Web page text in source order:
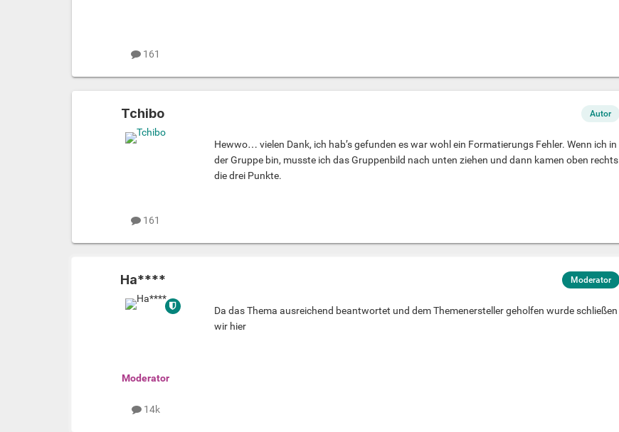
161
Tchibo
161
Autor
Hewwo… vielen Dank, ich hab’s gefunden es war wohl ein Formatierungs Fehler. Wenn ich in
der Gruppe bin, musste ich das Gruppenbild nach unten ziehen und dann kamen oben rechts
die drei Punkte.
Ha****
Moderator
14k
Moderator
Da das Thema ausreichend beantwortet und dem Themenersteller geholfen wurde schließen
wir hier